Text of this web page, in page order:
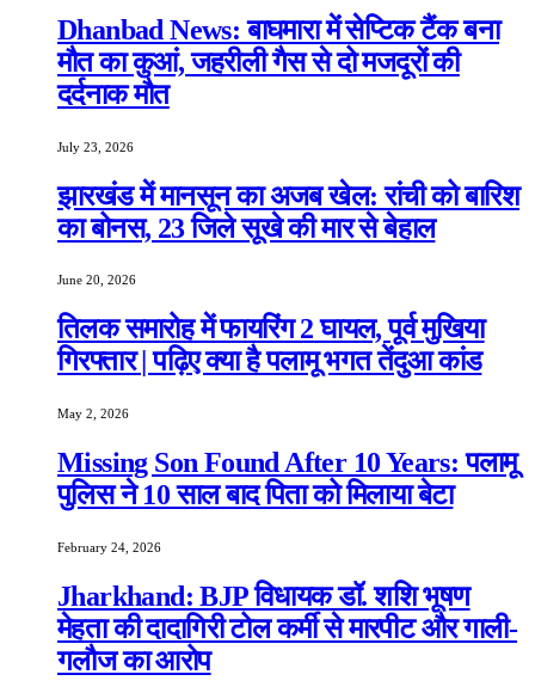
Dhanbad News: बाघमारा में सेप्टिक टैंक बना
मौत का कुआं, जहरीली गैस से दो मजदूरों की
दर्दनाक मौत
July 23, 2026
झारखंड में मानसून का अजब खेल: रांची को बारिश
का बोनस, 23 जिले सूखे की मार से बेहाल
June 20, 2026
तिलक समारोह में फायरिंग 2 घायल, पूर्व मुखिया
गिरफ्तार | पढ़िए क्या है पलामू भगत तेंदुआ कांड
May 2, 2026
Missing Son Found After 10 Years: पलामू
पुलिस ने 10 साल बाद पिता को मिलाया बेटा
February 24, 2026
Jharkhand: BJP विधायक डॉ. शशि भूषण
मेहता की दादागिरी टोल कर्मी से मारपीट और गाली-
गलौज का आरोप